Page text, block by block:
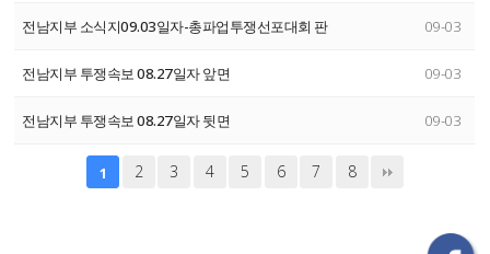
전남지부 소식지09.03일자-총파업투쟁선포대회 판 09-03
전남지부 투쟁속보 08.27일자 앞면 09-03
전남지부 투쟁속보 08.27일자 뒷면 09-03
1 2 3 4 5 6 7 8